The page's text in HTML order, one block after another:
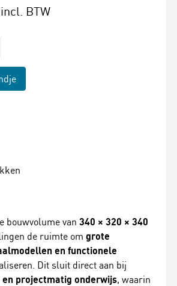
incl. BTW
bouwvolume van 340 × 320 × 340
de ruimte om grote
en functionele
Dit sluit direct aan bij
projectmatig onderwijs, waarin